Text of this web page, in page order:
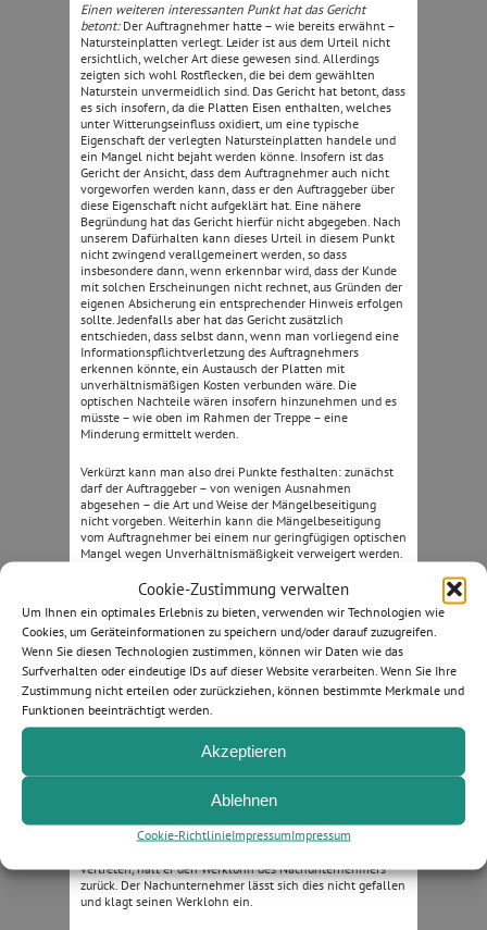
Cookie-Zustimmung verwalten
Um Ihnen ein optimales Erlebnis zu bieten, verwenden wir Technologien wie
Cookies, um Geräteinformationen zu speichern und/oder darauf zuzugreifen.
Wenn Sie diesen Technologien zustimmen, können wir Daten wie das
Surfverhalten oder eindeutige IDs auf dieser Website verarbeiten. Wenn Sie Ihre
Zustimmung nicht erteilen oder zurückziehen, können bestimmte Merkmale und
Funktionen beeinträchtigt werden.
Akzeptieren
Ablehnen
Cookie-RichtlinieImpressumImpressum
Einen weiteren interessanten Punkt hat das Gericht
betont:Der Auftragnehmer hatte – wie bereits erwähnt –
Natursteinplatten verlegt. Leider ist aus dem Urteil nicht
ersichtlich, welcher Art diese gewesen sind. Allerdings
zeigten sich wohl Rostflecken, die bei dem gewählten
Naturstein unvermeidlich sind. Das Gericht hat betont, dass
es sich insofern, da die Platten Eisen enthalten, welches
unter Witterungseinfluss oxidiert, um eine typische
Eigenschaft der verlegten Natursteinplatten handele und
ein Mangel nicht bejaht werden könne. Insofern ist das
Gericht der Ansicht, dass dem Auftragnehmer auch nicht
vorgeworfen werden kann, dass er den Auftraggeber über
diese Eigenschaft nicht aufgeklärt hat. Eine nähere
Begründung hat das Gericht hierfür nicht abgegeben. Nach
unserem Dafürhalten kann dieses Urteil in diesem Punkt
nicht zwingend verallgemeinert werden, so dass
insbesondere dann, wenn erkennbar wird, dass der Kunde
mit solchen Erscheinungen nicht rechnet, aus Gründen der
eigenen Absicherung ein entsprechender Hinweis erfolgen
sollte. Jedenfalls aber hat das Gericht zusätzlich
entschieden, dass selbst dann, wenn man vorliegend eine
Informationspflichtverletzung des Auftragnehmers
erkennen könnte, ein Austausch der Platten mit
unverhältnismäßigen Kosten verbunden wäre. Die
optischen Nachteile wären insofern hinzunehmen und es
müsste – wie oben im Rahmen der Treppe – eine
Minderung ermittelt werden.
Verkürzt kann man also drei Punkte festhalten: zunächst
darf der Auftraggeber – von wenigen Ausnahmen
abgesehen – die Art und Weise der Mängelbeseitigung
nicht vorgeben. Weiterhin kann die Mängelbeseitigung
vom Auftragnehmer bei einem nur geringfügigen optischen
Mangel wegen Unverhältnismäßigkeit verweigert werden.
bei Natursteinplatten kein Mangel. Auf diesen Umstand
muss nach Ansicht des Gerichts im Regelfall nicht einmal
gesondert hingewiesen werden.
Die Weiterleitung der Vertragsstrafe
Stellen wir uns folgende Situation vor: Ein
Nachunternehmer wird für einen Hauptunternehmer tätig.
Er wird vertraglich an eine Fertigstellungsfrist gebunden.
Hauptunternehmer durch seinen Auftraggeber auferlegt.
seinem Auftraggeber auf eine den Werklohnanspruch des
Anspruch genommen. Da der Hauptunternehmer meint, der
vertreten, hält er den Werklohn des Nachunternehmers
zurück. Der Nachunternehmer lässt sich dies nicht gefallen
und klagt seinen Werklohn ein.